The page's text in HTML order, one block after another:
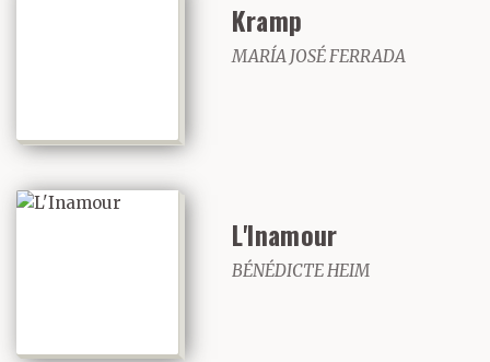
Kramp
MARÍA JOSÉ FERRADA
L'Inamour
BÉNÉDICTE HEIM